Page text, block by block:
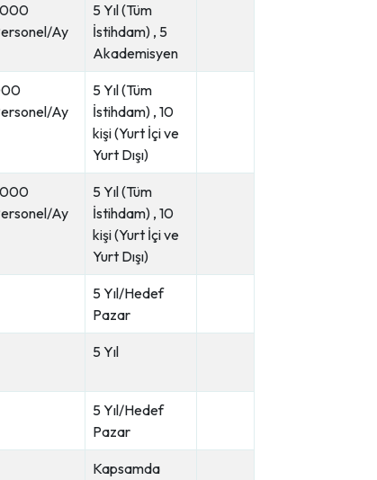
Ay
5 Yıl (Tüm
İstihdam) , 5
Akademisyen
Ay
5 Yıl (Tüm
İstihdam) , 10
kişi (Yurt İçi ve
Yurt Dışı)
Ay
5 Yıl (Tüm
İstihdam) , 10
kişi (Yurt İçi ve
Yurt Dışı)
5 Yıl/Hedef
Pazar
5 Yıl
5 Yıl/Hedef
Pazar
Kapsamda